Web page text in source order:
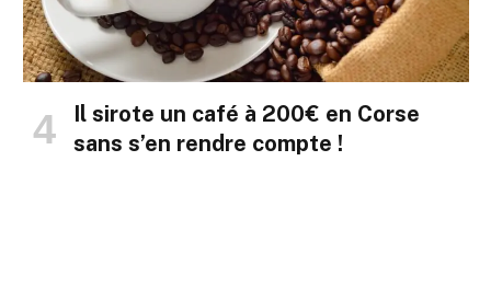
Il sirote un café à 200€ en Corse
sans s’en rendre compte !